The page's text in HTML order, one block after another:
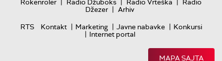
Rokenroler | Radio Džuboks | Radio Vrteška | Radio
Džezer | Arhiv
RTS
Kontakt | Marketing | Javne nabavke | Konkursi
| Internet portal
MAPA SAJTA